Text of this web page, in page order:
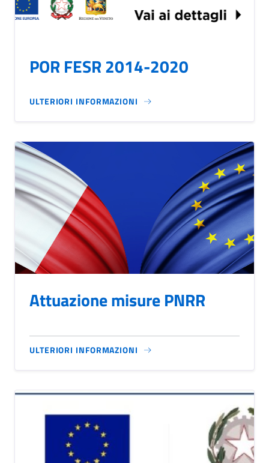
POR FESR 2014-2020
ULTERIORI INFORMAZIONI
Attuazione misure PNRR
ULTERIORI INFORMAZIONI